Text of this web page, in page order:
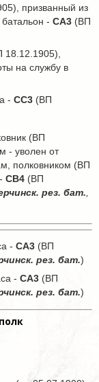
призванный из
- СА3 (ВП
18.12.1905),
на службу в
- СС3 (ВП
(ВП
- уволен от
полковником (ВП
СВ4 (ВП
рез. бат.
- СА3 (ВП
рез. бат.)
- СА3 (ВП
рез. бат.)